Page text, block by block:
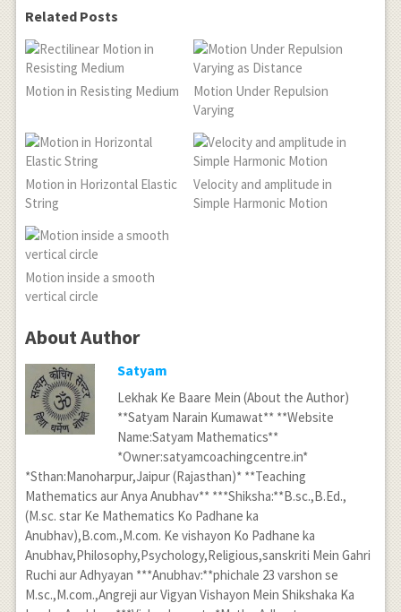
Related Posts
Motion in Resisting Medium
Motion Under Repulsion
Varying
Motion in Horizontal Elastic
String
Velocity and amplitude in
Simple Harmonic Motion
Motion inside a smooth
vertical circle
About Author
Satyam
Lekhak Ke Baare Mein (About the Author)
**Satyam Narain Kumawat** **Website
Name:Satyam Mathematics**
*Owner:satyamcoachingcentre.in*
*Sthan:Manoharpur,Jaipur (Rajasthan)* **Teaching
Mathematics aur Anya Anubhav** ***Shiksha:**B.sc.,B.Ed.,
(M.sc. star Ke Mathematics Ko Padhane ka
Anubhav),B.com.,M.com. Ke vishayon Ko Padhane ka
Anubhav,Philosophy,Psychology,Religious,sanskriti Mein Gahri
Ruchi aur Adhyayan ***Anubhav:**phichale 23 varshon se
M.sc.,M.com.,Angreji aur Vigyan Vishayon Mein Shikshaka Ka